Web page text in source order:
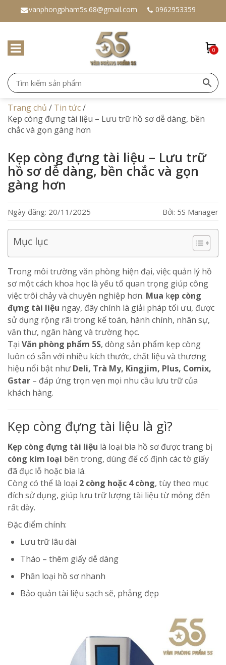
vanphongpham5s.68@gmail.com 0962953359
0
Trang chủ / Tin tức/
Kẹp còng đựng tài liệu – Lưu trữ hồ sơ dễ dàng, bền
chắc và gọn gàng hơn
Kẹp còng đựng tài liệu – Lưu trữ
hồ sơ dễ dàng, bền chắc và gọn
gàng hơn
Ngày đăng: 20/11/2025 Bởi: 5S Manager
Mục lục
Trong môi trường văn phòng hiện đại, việc quản lý hồ
sơ một cách khoa học là yếu tố quan trọng giúp công
việc trôi chảy và chuyên nghiệp hơn. Mua kẹp còng
đựng tài liệu ngay, đây chính là giải pháp tối ưu, được
sử dụng rộng rãi trong kế toán, hành chính, nhân sự,
văn thư, ngân hàng và trường học.
Tại Văn phòng phẩm 5S, dòng sản phẩm kẹp còng
luôn có sẵn với nhiều kích thước, chất liệu và thương
hiệu nổi bật như Deli, Trà My, Kingjim, Plus, Comix,
Gstar – đáp ứng trọn vẹn mọi nhu cầu lưu trữ của
khách hàng.
Kẹp còng đựng tài liệu là gì?
Kẹp còng đựng tài liệu là loại bìa hồ sơ được trang bị
còng kim loại bên trong, dùng để cố định các tờ giấy
đã đục lỗ hoặc bìa lá.
Còng có thể là loại 2 còng hoặc 4 còng, tùy theo mục
đích sử dụng, giúp lưu trữ lượng tài liệu từ mỏng đến
rất dày.
Đặc điểm chính:
Lưu trữ lâu dài
Tháo – thêm giấy dễ dàng
Phân loại hồ sơ nhanh
Bảo quản tài liệu sạch sẽ, phẳng đẹp